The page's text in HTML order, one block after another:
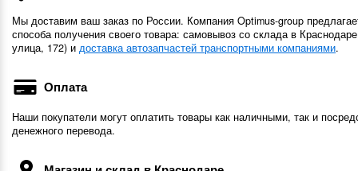
Мы доставим ваш заказ по России. Компания Optimus-group
способа получения своего товара: самовывоз со склада в
улица, 172) и доставка автозапчастей транспортными компаниями.
Оплата
Наши покупатели могут оплатить товары как наличными, так и
денежного перевода.